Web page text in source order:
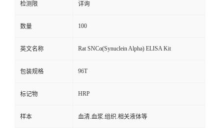
检测限 详询
数量 100
英文名称 Rat SNCα(Synuclein Alpha) ELISA Kit
包装规格 96T
标记物 HRP
样本 血清.血浆.组织.相关液体等